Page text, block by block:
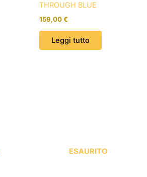
THROUGH BLUE
159,00€
Leggi tutto
ESAURITO